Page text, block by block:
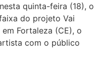
quinta-feira (18), o
do projeto Vai
Fortaleza (CE), o
com o público